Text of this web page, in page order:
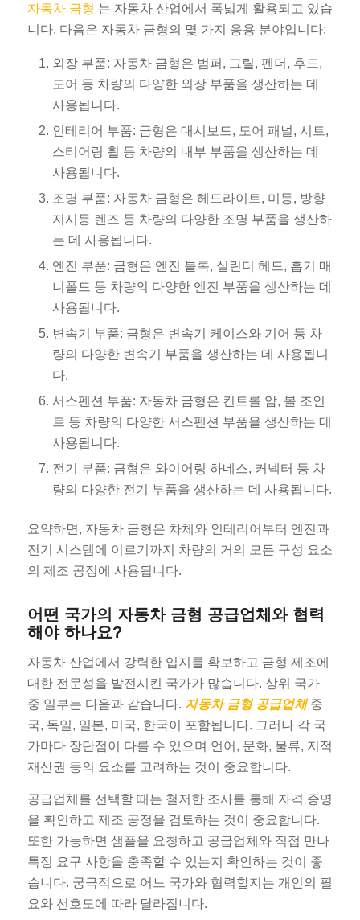
자동차 금형 는 자동차 산업에서 폭넓게 활용되고 있습
니다. 다음은 자동차 금형의 몇 가지 응용 분야입니다:
외장 부품: 자동차 금형은 범퍼, 그릴, 펜더, 후드,
도어 등 차량의 다양한 외장 부품을 생산하는 데
사용됩니다.
인테리어 부품: 금형은 대시보드, 도어 패널, 시트,
스티어링 휠 등 차량의 내부 부품을 생산하는 데
사용됩니다.
조명 부품: 자동차 금형은 헤드라이트, 미등, 방향
지시등 렌즈 등 차량의 다양한 조명 부품을 생산하
는 데 사용됩니다.
엔진 부품: 금형은 엔진 블록, 실린더 헤드, 흡기 매
니폴드 등 차량의 다양한 엔진 부품을 생산하는 데
사용됩니다.
변속기 부품: 금형은 변속기 케이스와 기어 등 차
량의 다양한 변속기 부품을 생산하는 데 사용됩니
다.
서스펜션 부품: 자동차 금형은 컨트롤 암, 볼 조인
트 등 차량의 다양한 서스펜션 부품을 생산하는 데
사용됩니다.
전기 부품: 금형은 와이어링 하네스, 커넥터 등 차
량의 다양한 전기 부품을 생산하는 데 사용됩니다.
요약하면, 자동차 금형은 차체와 인테리어부터 엔진과
전기 시스템에 이르기까지 차량의 거의 모든 구성 요소
의 제조 공정에 사용됩니다.
어떤 국가의 자동차 금형 공급업체와 협력
해야 하나요?
자동차 산업에서 강력한 입지를 확보하고 금형 제조에
대한 전문성을 발전시킨 국가가 많습니다. 상위 국가
중 일부는 다음과 같습니다. 자동차 금형 공급업체중
국, 독일, 일본, 미국, 한국이 포함됩니다. 그러나 각 국
가마다 장단점이 다를 수 있으며 언어, 문화, 물류, 지적
재산권 등의 요소를 고려하는 것이 중요합니다.
공급업체를 선택할 때는 철저한 조사를 통해 자격 증명
을 확인하고 제조 공정을 검토하는 것이 중요합니다.
또한 가능하면 샘플을 요청하고 공급업체와 직접 만나
특정 요구 사항을 충족할 수 있는지 확인하는 것이 좋
습니다. 궁극적으로 어느 국가와 협력할지는 개인의 필
요와 선호도에 따라 달라집니다.